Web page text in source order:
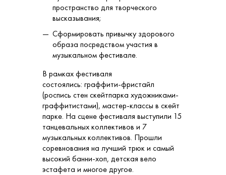
пространство для творческого
высказывания;
Сформировать привычку здорового
образа посредством участия в
музыкальном фестивале.
В рамках фестиваля
состоялись: граффити-фристайл
(роспись стен скейтпарка художниками-
граффитистами), мастер-классы в скейт
парке. На сцене фестиваля выступили 15
танцевальных коллективов и 7
музыкальных коллективов. Прошли
соревнования на лучший трюк и самый
высокий банни-хоп, детская вело
эстафета и многое другое.